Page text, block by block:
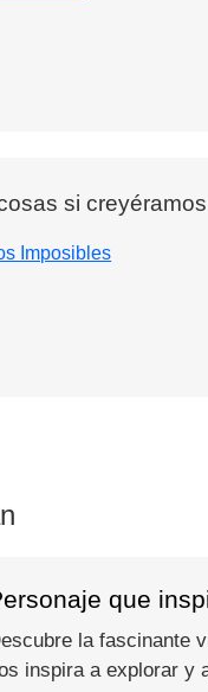
si
Imposibles
que
la fascinante
inspira a explorar y